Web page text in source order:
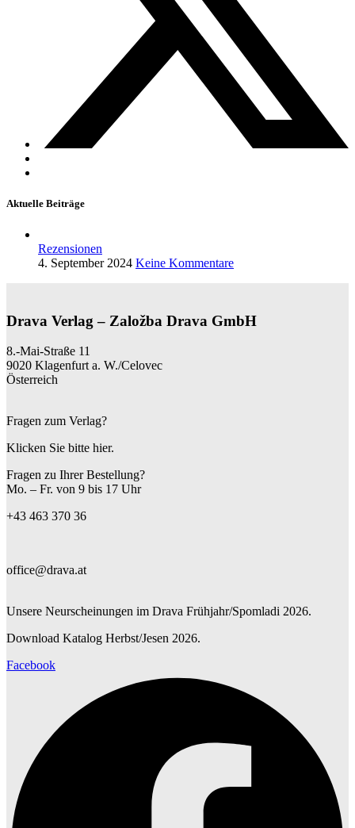
Aktuelle Beiträge
Rezensionen
4. September 2024 Keine Kommentare
Drava Verlag – Založba Drava GmbH
8.-Mai-Straße 11
9020 Klagenfurt a. W./Celovec
Österreich
Fragen zum Verlag?
Klicken Sie bitte hier.
Fragen zu Ihrer Bestellung?
Mo. – Fr. von 9 bis 17 Uhr
+43 463 370 36
office@drava.at
Unsere Neurscheinungen im Drava Frühjahr/Spomladi 2026.
Download Katalog Herbst/Jesen 2026.
Facebook